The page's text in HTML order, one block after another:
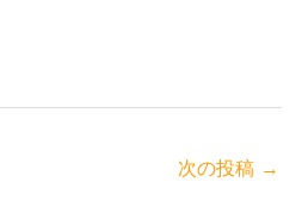
次の投稿 →